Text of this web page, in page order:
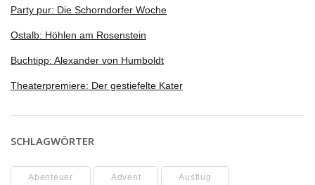
Party pur: Die Schorndorfer Woche
Ostalb: Höhlen am Rosenstein
Buchtipp: Alexander von Humboldt
Theaterpremiere: Der gestiefelte Kater
SCHLAGWÖRTER
Abenteuer Advent Ausflug